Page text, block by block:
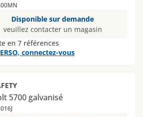
Disponible sur demande
veuillez contacter un magasin
en 7 références
connectez-vous
5700 galvanisé